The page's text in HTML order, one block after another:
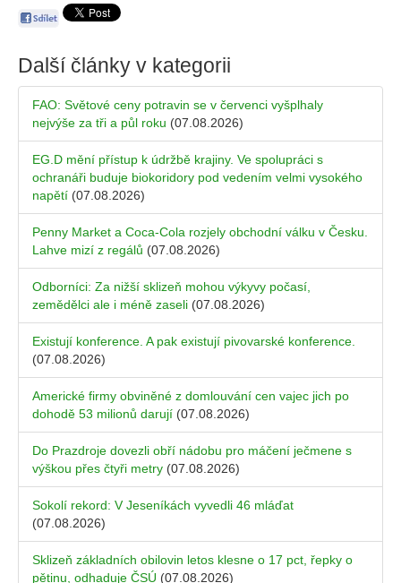
Další články v kategorii
FAO: Světové ceny potravin se v červenci vyšplhaly
nejvýše za tři a půl roku (07.08.2026)
EG.D mění přístup k údržbě krajiny. Ve spolupráci s
ochranáři buduje biokoridory pod vedením velmi vysokého
napětí (07.08.2026)
Penny Market a Coca-Cola rozjely obchodní válku v Česku.
Lahve mizí z regálů (07.08.2026)
Odborníci: Za nižší sklizeň mohou výkyvy počasí,
zemědělci ale i méně zaseli (07.08.2026)
Existují konference. A pak existují pivovarské konference.
(07.08.2026)
Americké firmy obviněné z domlouvání cen vajec jich po
dohodě 53 milionů darují (07.08.2026)
Do Prazdroje dovezli obří nádobu pro máčení ječmene s
výškou přes čtyři metry (07.08.2026)
Sokolí rekord: V Jeseníkách vyvedli 46 mláďat
(07.08.2026)
Sklizeň základních obilovin letos klesne o 17 pct, řepky o
pětinu, odhaduje ČSÚ (07.08.2026)